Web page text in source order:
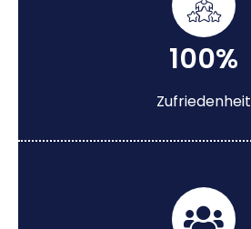
100%
Zufriedenheit